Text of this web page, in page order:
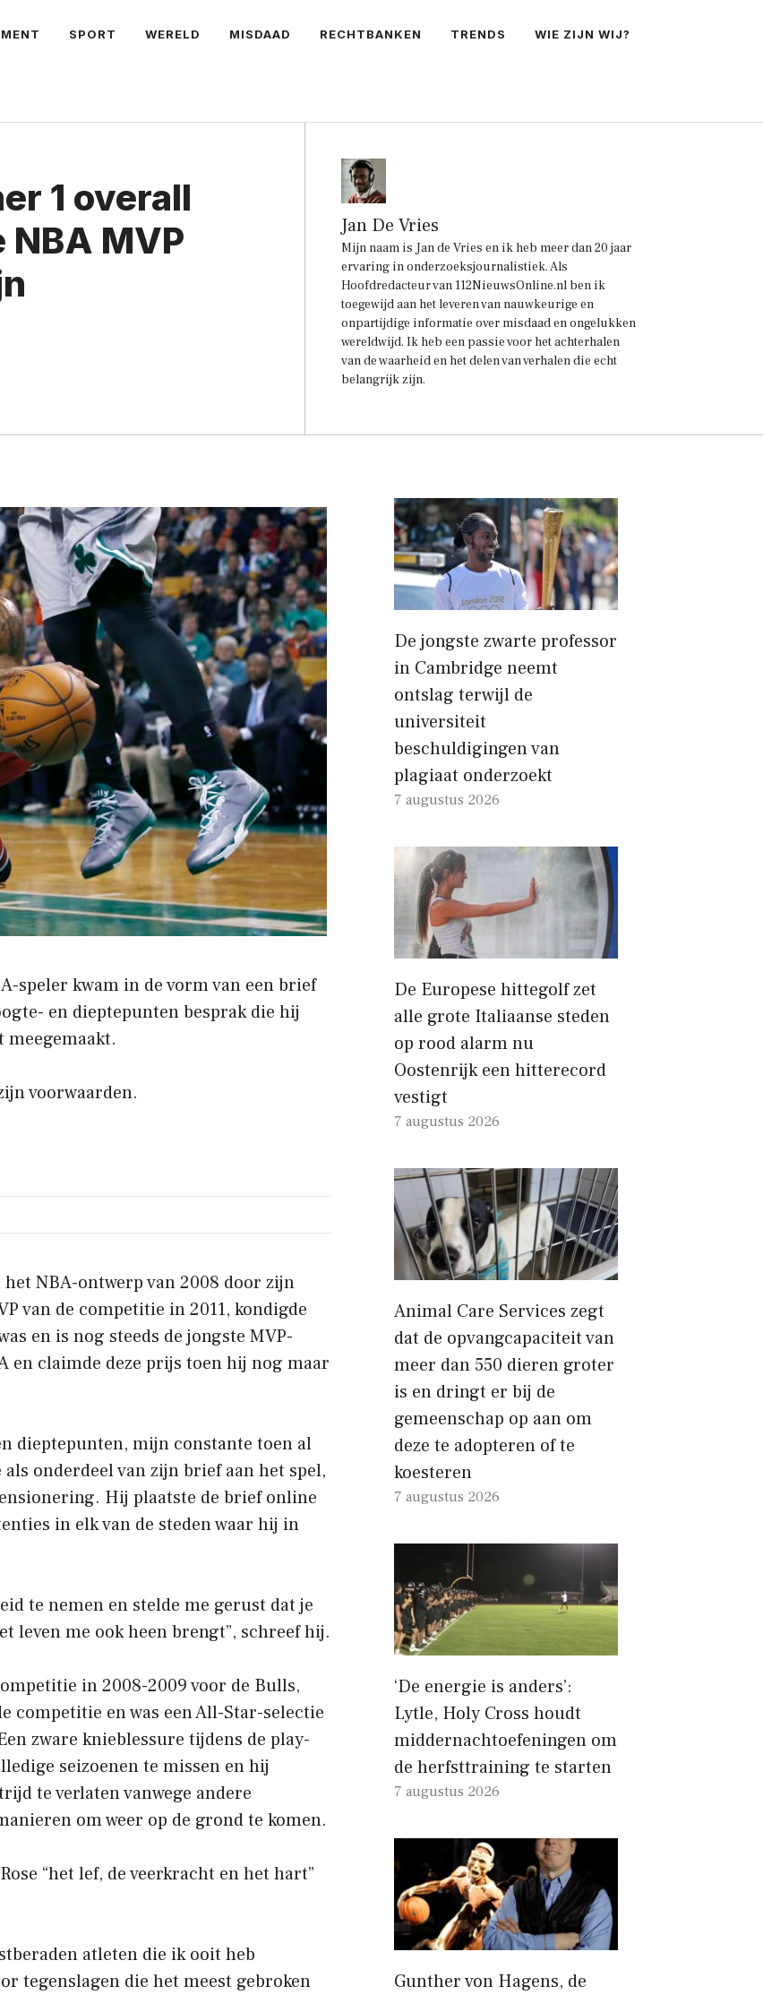
SPORT WERELD MISDAAD RECHTBANKEN TRENDS WIE ZIJN WIJ?
1 overall
MVP
Jan De Vries
Mijn naam is Jan de Vries en ik heb meer dan 20 jaar
ervaring in onderzoeksjournalistiek. Als
Hoofdredacteur van 112NieuwsOnline.nl ben ik
toegewijd aan het leveren van nauwkeurige en
onpartijdige informatie over misdaad en ongelukken
wereldwijd. Ik heb een passie voor het achterhalen
van de waarheid en het delen van verhalen die echt
belangrijk zijn.
speler kwam in de vorm van een brief
en dieptepunten besprak die hij
voorwaarden.
NBA-ontwerp van 2008 door zijn
van de competitie in 2011, kondigde
en is nog steeds de jongste MVP-
en claimde deze prijs toen hij nog maar
dieptepunten, mijn constante toen al
onderdeel van zijn brief aan het spel,
Hij plaatste de brief online
in elk van de steden waar hij in
te nemen en stelde me gerust dat je
leven me ook heen brengt”, schreef hij.
in 2008-2009 voor de Bulls,
competitie en was een All-Star-selectie
zware knieblessure tijdens de play-
seizoenen te missen en hij
te verlaten vanwege andere
om weer op de grond te komen.
“het lef, de veerkracht en het hart”
atleten die ik ooit heb
tegenslagen die het meest gebroken
De jongste zwarte professor
in Cambridge neemt
ontslag terwijl de
universiteit
beschuldigingen van
plagiaat onderzoekt
7 augustus 2026
De Europese hittegolf zet
alle grote Italiaanse steden
op rood alarm nu
Oostenrijk een hitterecord
vestigt
7 augustus 2026
Animal Care Services zegt
dat de opvangcapaciteit van
meer dan 550 dieren groter
is en dringt er bij de
gemeenschap op aan om
deze te adopteren of te
koesteren
7 augustus 2026
‘De energie is anders’:
Lytle, Holy Cross houdt
middernachtoefeningen om
de herfsttraining te starten
7 augustus 2026
Gunther von Hagens, de